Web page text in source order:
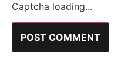
Captcha loading...